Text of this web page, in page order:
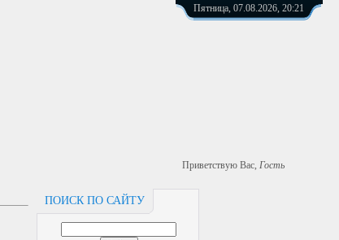
Пятница, 07.08.2026, 20:21
Приветствую Вас, Гость
ПОИСК ПО САЙТУ